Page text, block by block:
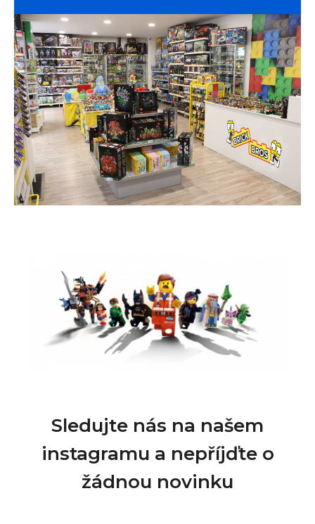
Sledujte nás na našem
instagramu a nepříjďte o
žádnou novinku